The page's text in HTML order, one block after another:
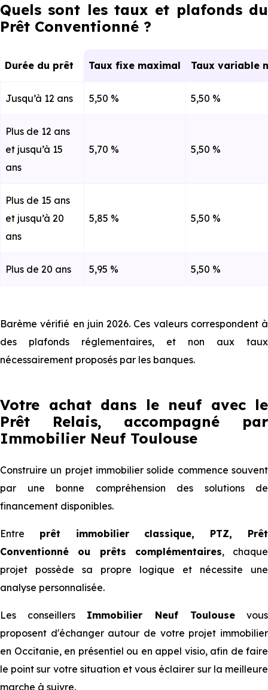
Quels sont les taux et plafonds du
Prêt Conventionné ?
Durée du prêt Taux fixe maximal Taux variable
Jusqu’à 12 ans 5,50 % 5,50 %
Plus de 12 ans
et jusqu’à 15
ans
5,70 % 5,50 %
Plus de 15 ans
et jusqu’à 20
ans
5,85 % 5,50 %
Plus de 20 ans 5,95 % 5,50 %
Barème vérifié en juin 2026. Ces valeurs correspondent à
des plafonds réglementaires, et non aux taux
nécessairement proposés par les banques.
Votre achat dans le neuf avec le
Prêt Relais, accompagné par
Immobilier Neuf Toulouse
Construire un projet immobilier solide commence souvent
par une bonne compréhension des solutions de
financement disponibles.
Entre prêt immobilier classique, PTZ, Prêt
Conventionné ou prêts complémentaires, chaque
projet possède sa propre logique et nécessite une
analyse personnalisée.
Les conseillers Immobilier Neuf Toulousevous
proposent d'échanger autour de votre projet immobilier
en Occitanie, en présentiel ou en appel visio, afin de faire
le point sur votre situation et vous éclairer sur la meilleure
marche à suivre.